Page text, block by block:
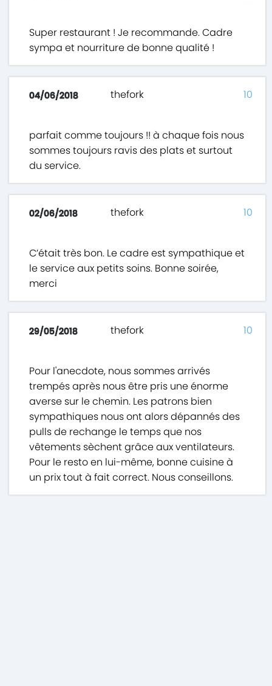
Super restaurant ! Je recommande. Cadre
sympa et nourriture de bonne qualité !
04/06/2018 thefork
parfait comme toujours !! à chaque fois nous
sommes toujours ravis des plats et surtout
du service.
10
02/06/2018 thefork
C’était très bon. Le cadre est sympathique et
le service aux petits soins. Bonne soirée,
merci
10
29/05/2018 thefork
Pour l'anecdote, nous sommes arrivés
trempés après nous être pris une énorme
averse sur le chemin. Les patrons bien
sympathiques nous ont alors dépannés des
pulls de rechange le temps que nos
vêtements sèchent grâce aux ventilateurs.
Pour le resto en lui-même, bonne cuisine à
un prix tout à fait correct. Nous conseillons.
10